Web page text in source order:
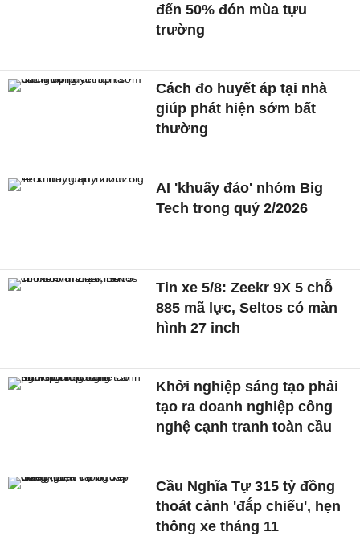
đến 50% đón mùa tựu
trường
Cách đo huyết áp tại nhà
giúp phát hiện sớm bất
thường
AI 'khuấy đảo' nhóm Big
Tech trong quý 2/2026
Tin xe 5/8: Zeekr 9X 5 chỗ
885 mã lực, Seltos có màn
hình 27 inch
Khởi nghiệp sáng tạo phải
tạo ra doanh nghiệp công
nghệ cạnh tranh toàn cầu
Cầu Nghĩa Tự 315 tỷ đồng
thoát cảnh 'đắp chiếu', hẹn
thông xe tháng 11